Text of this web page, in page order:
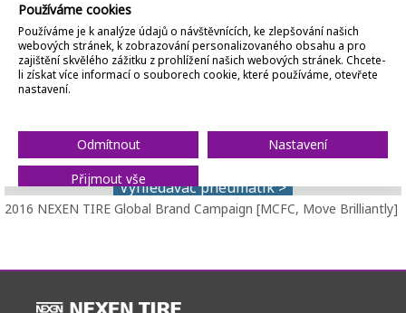
2016 NEXEN TIRE Global Brand Campaign [MCFC, Move
2016 NEXEN TIRE Global Brand Campaign [MCFC, Move Brilliantly]
uzavřít